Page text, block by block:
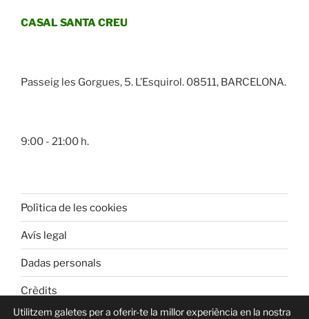
CASAL SANTA CREU
Passeig les Gorgues, 5. L’Esquirol. 08511, BARCELONA.
9:00 - 21:00 h.
Polìtica de les cookies
Avís legal
Dadas personals
Crèdits
Utilitzem galetes per a oferir-te la millor experiència en la nostra